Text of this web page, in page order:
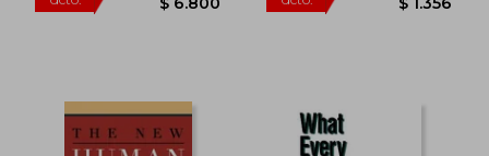
40%
dcto.
40%
dcto.